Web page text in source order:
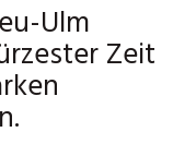
Ulm
Zeit